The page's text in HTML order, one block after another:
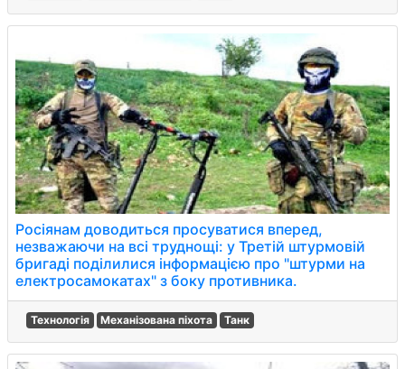
Росіянам доводиться просуватися вперед,
незважаючи на всі труднощі: у Третій штурмовій
бригаді поділилися інформацією про "штурми на
електросамокатах" з боку противника.
Технологія Механізована піхота Танк